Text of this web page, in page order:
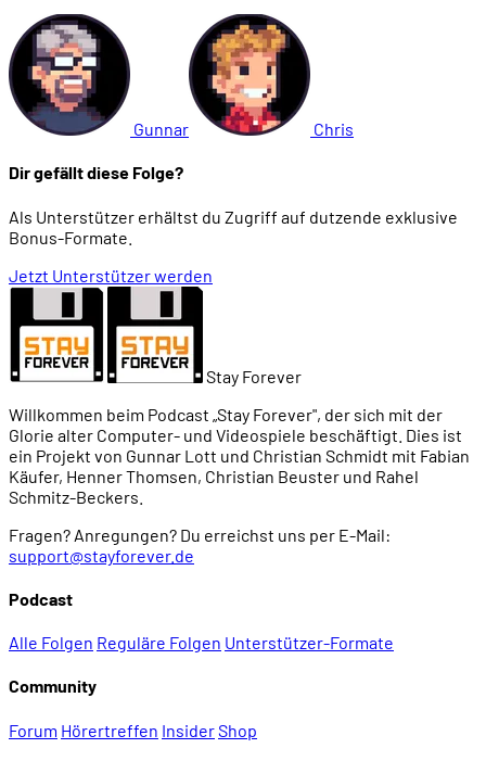
Gunnar Chris
Dir gefällt diese Folge?
Als Unterstützer erhältst du Zugriff auf dutzende exklusive
Bonus-Formate.
Jetzt Unterstützer werden
Stay Forever
Willkommen beim Podcast „Stay Forever", der sich mit der
Glorie alter Computer- und Videospiele beschäftigt. Dies ist
ein Projekt von Gunnar Lott und Christian Schmidt mit Fabian
Käufer, Henner Thomsen, Christian Beuster und Rahel
Schmitz-Beckers.
Fragen? Anregungen? Du erreichst uns per E-Mail:
support@stayforever.de
Podcast
Alle Folgen Reguläre Folgen Unterstützer-Formate
Community
Forum Hörertreffen InsiderShop